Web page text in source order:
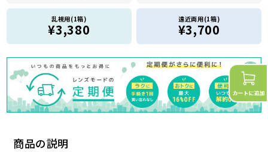
商品の説明
乱視用(1箱)
¥3,380
遠近両用(1箱)
¥3,700